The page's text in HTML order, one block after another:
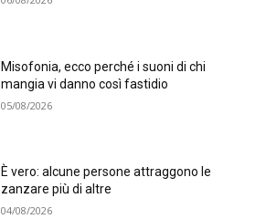
Misofonia, ecco perché i suoni di chi
mangia vi danno così fastidio
05/08/2026
È vero: alcune persone attraggono le
zanzare più di altre
04/08/2026